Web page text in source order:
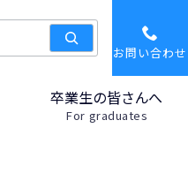
お問い合わせ
卒業生の皆さんへ
For graduates